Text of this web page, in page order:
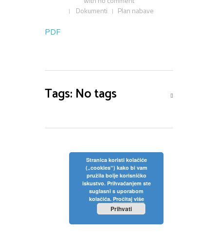
Dokumenti
Plan nabave
PDF
Tags: No tags
Stranica koristi kolačiće
(„cookies“) kako bi vam
pružila bolje korisničko
iskustvo. Prihvaćanjem ste
suglasni s uporabom
kolačića. Pročitaj više
Prihvati